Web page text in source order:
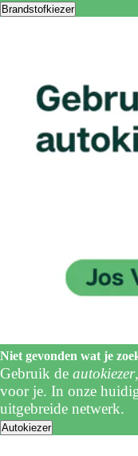
Brandstofkiezer
Niet gevonden wat je
Gebruik de autokiezer
voor je. In onze
uitgebreide netwerk.
Autokiezer